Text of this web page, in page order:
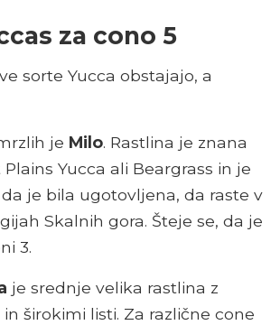
za cono 5
sorte Yucca obstajajo, a
je Milo. Rastlina je znana
Yucca ali Beargrass in je
je bila ugotovljena, da raste v
Skalnih gora. Šteje se, da je
3.
je srednje velika rastlina z
​​širokimi listi. Za različne cone